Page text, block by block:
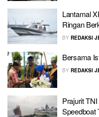
Lantamal
Ringan
BY REDAKSI
Bersama
BY REDAKSI
Prajurit
Speedboat